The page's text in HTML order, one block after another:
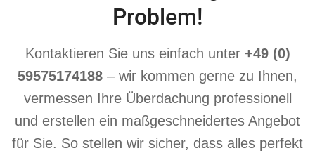
Problem!
Kontaktieren Sie uns einfach unter +49 (0)
59575174188 – wir kommen gerne zu Ihnen,
vermessen Ihre Überdachung professionell
und erstellen ein maßgeschneidertes Angebot
für Sie. So stellen wir sicher, dass alles perfekt